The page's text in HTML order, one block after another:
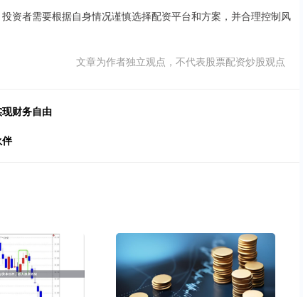
资者需要根据自身情况谨慎选择配资平台和方案，并合理控制风
文章为作者独立观点，不代表股票配资炒股观点
财务自由